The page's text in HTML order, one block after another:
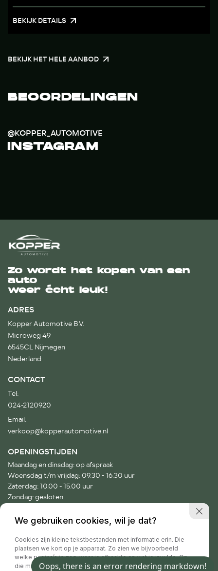
BEKIJK DETAILS
BEKIJK HET HELE AANBOD
BEOORDELINGEN
@KOPPER_AUTOMOTIVE
INSTAGRAM
Zo wordt het kopen van een
auto
weer écht leuk!
ADRES
Kopper Automotive B.V.
Microweg 49
6545CL Nijmegen
Nederland
CONTACT
Tel:
024-2120920
Email:
verkoop@kopperautomotive.nl
OPENINGSTIJDEN
Maandag en dinsdag: op afspraak
Woensdag t/m vrijdag: 09.30 - 16.30 uur
Zaterdag: 10.00 - 15.00 uur
Zondag: gesloten
Voor afspraken buiten onze openingstijden verzoeken wij je
We gebruiken cookies, wil je dat?
Cookies zijn kleine tekstbestanden met informatie erin. Die
plaatsen we kort op je apparaat. Zo zien we bijvoorbeeld
welke pagina’s je zag, waar je afhaakte en wat je invulde. Op
die manier hebben wij informatie waar we jouw